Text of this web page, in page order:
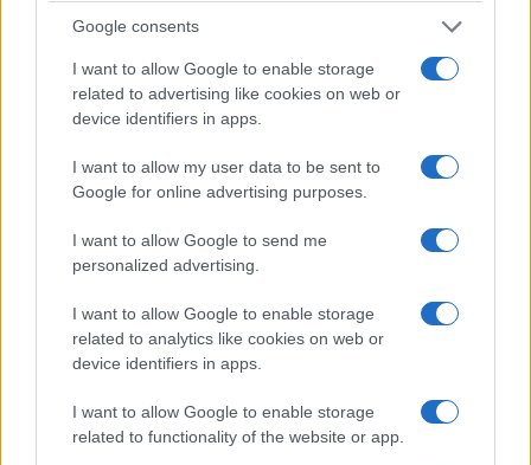
Google consents
I want to allow Google to enable storage
related to advertising like cookies on web or
device identifiers in apps.
I want to allow my user data to be sent to
Google for online advertising purposes.
I want to allow Google to send me
personalized advertising.
I want to allow Google to enable storage
related to analytics like cookies on web or
device identifiers in apps.
I want to allow Google to enable storage
related to functionality of the website or app.
amministrazione: più veloce nei giudizi, più forte
nell’analisi dei dati, più chiara nel distinguere
l’errore dall’illecito e più comprensibile persino ai
cittadini.
Perché chi amministra in buona fede deve poter
firmare senza paura.Ma chi paga le tasse deve
poter dormire altrettanto tranquillo
che qualcuno continua a controllare come
vengono spesi i suoi soldi. Machiavelli,
probabilmente, avrebbe capito anche questo.